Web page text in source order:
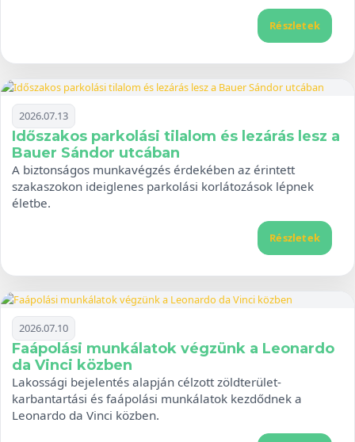
Részletek
2026.07.13
Időszakos parkolási tilalom és lezárás lesz a
Bauer Sándor utcában
A biztonságos munkavégzés érdekében az érintett
szakaszokon ideiglenes parkolási korlátozások lépnek
életbe.
Részletek
2026.07.10
Faápolási munkálatok végzünk a Leonardo
da Vinci közben
Lakossági bejelentés alapján célzott zöldterület-
karbantartási és faápolási munkálatok kezdődnek a
Leonardo da Vinci közben.